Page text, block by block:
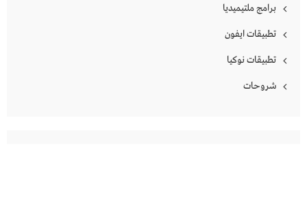
برامج ملتيميديا
تطبيقات ايفون
تطبيقات نوكيا
شروحات